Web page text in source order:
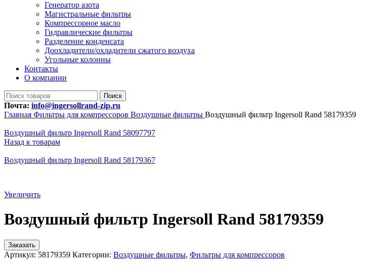
Генератор азота
Магистральные фильтры
Компрессорное масло
Гидравлические фильтры
Разделение конденсата
Доохладители/охладители сжатого воздуха
Угольные колонны
Контакты
О компании
Поиск
Почта: info@ingersollrand-zip.ru
Главная Фильтры для компрессоров Воздушные фильтры Воздушный фильтр Ingersoll Rand 58179359
Воздушный фильтр Ingersoll Rand 58097797
Назад к товарам
Воздушный фильтр Ingersoll Rand 58179367
Увеличить
Воздушный фильтр Ingersoll Rand 58179359
Заказать
Артикул: 58179359 Категории: Воздушные фильтры, Фильтры для компрессоров